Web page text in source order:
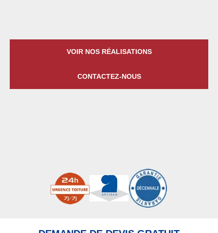
VOIR NOS RÉALISATIONS
CONTACTEZ-NOUS